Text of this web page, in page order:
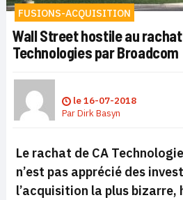
FUSIONS-ACQUISITION
Wall Street hostile au rachat
Technologies par Broadcom
le16-07-2018
ParDirk Basyn
Le rachat de CA
n’est pas apprécié des
l’acquisition la plus bizarre,